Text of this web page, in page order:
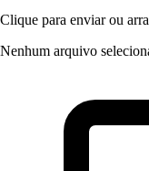
Clique para enviarou
Nenhum arquivo